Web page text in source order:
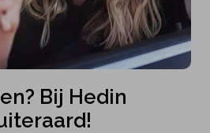
Bij Hedin